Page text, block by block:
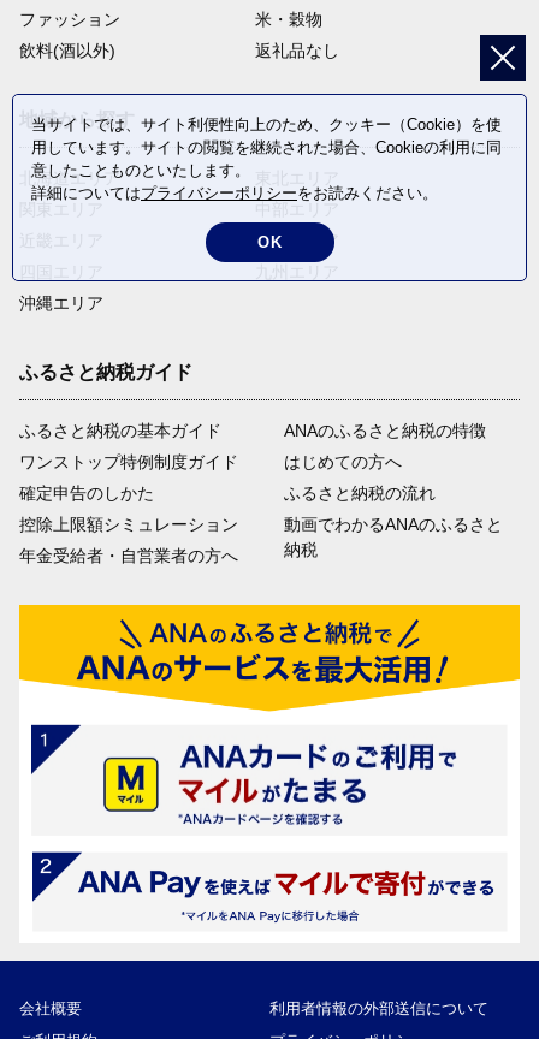
ファッション
米・穀物
飲料(酒以外)
返礼品なし
地域から探す
北海道エリア
沖縄エリア
中国エリア
ふるさと納税ガイド
ふるさと納税の基本ガイド
ワンストップ特例制度ガイド
確定申告のしかた
控除上限額シミュレーション
年金受給者・自営業者の方へ
ANAのふるさと納税の特徴
はじめての方へ
ふるさと納税の流れ
動画でわかるANAのふるさと
納税
会社概要
利用者情報の外部送信について
当サイトでは、サイト利便性向上のため、クッキー（Cookie）を使
用しています。サイトの閲覧を継続された場合、Cookieの利用に同
意したことものといたします。
詳細についてはプライバシーポリシーをお読みください。
OK